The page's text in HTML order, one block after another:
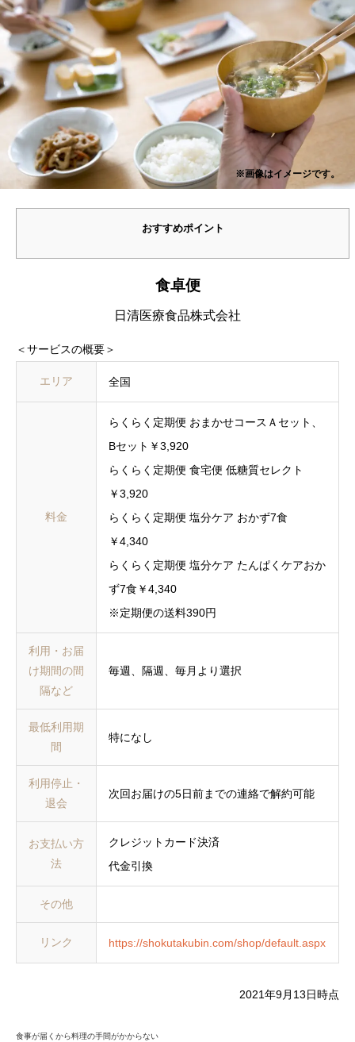
※画像はイメージです。
おすすめポイント
食卓便
日清医療食品株式会社
＜サービスの概要＞
エリア 全国
料金
らくらく定期便 おまかせコースＡセット、
Bセット￥3,920
らくらく定期便 食宅便 低糖質セレクト
￥3,920
らくらく定期便 塩分ケア おかず7食
￥4,340
らくらく定期便 塩分ケア たんぱくケアおか
ず7食￥4,340
※定期便の送料390円
利用・お届
け期間の間
隔など
毎週、隔週、毎月より選択
最低利用期
間
特になし
利用停止・
退会
次回お届けの5日前までの連絡で解約可能
お支払い方
法
クレジットカード決済
代金引換
その他
リンク https://shokutakubin.com/shop/default.aspx
2021年9月13日時点
食事が届くから料理の手間がかからない